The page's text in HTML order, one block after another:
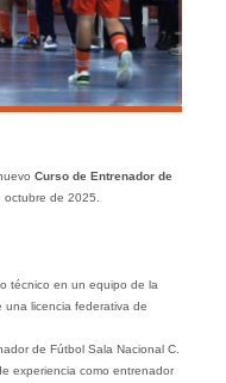
Curso de Entrenador de
de 2025.
técnico en un equipo de la
licencia federativa de
de Fútbol Sala Nacional C.
experiencia como entrenador